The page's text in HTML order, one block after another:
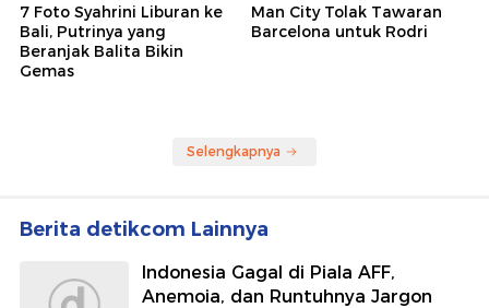
7 Foto Syahrini Liburan ke
Bali, Putrinya yang
Beranjak Balita Bikin
Gemas
Man City Tolak Tawaran
Barcelona untuk Rodri
Selengkapnya
Berita detikcom Lainnya
Indonesia Gagal di Piala AFF,
Anemoia, dan Runtuhnya Jargon